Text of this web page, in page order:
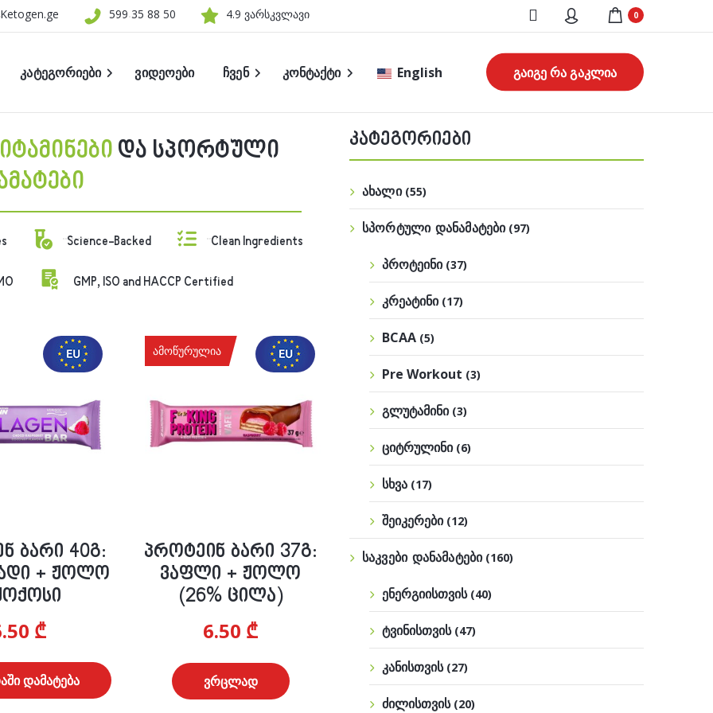
599 35 88 50 4.9 ვარსკვლავი 0
კატეგორიები
დანამატები
ვიდეოები ჩვენ კონტაქტი English გაიგე რა გაკლია
და სპორტული
Science-Backed Clean Ingredients
GMP, ISO and HACCP Certified
ბარი 40გ:
+ ჟოლო
₾
დამატება
ამოწურულია
პროტეინ ბარი 37გ:
ვაფლი + ჟოლო
(26% ცილა)
6.50 ₾
ვრცლად
კატეგორიები
ახალი (55)
სპორტული დანამატები (97)
პროტეინი (37)
კრეატინი (17)
BCAA (5)
Pre Workout (3)
გლუტამინი (3)
ციტრულინი (6)
სხვა (17)
შეიკერები (12)
საკვები დანამატები (160)
ენერგიისთვის (40)
ტვინისთვის (47)
კანისთვის (27)
ძილისთვის (20)